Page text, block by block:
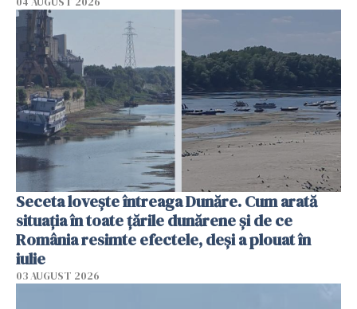
Seceta lovește întreaga Dunăre. Cum arată
situația în toate țările dunărene și de ce
România resimte efectele, deși a plouat în
iulie
03 AUGUST 2026